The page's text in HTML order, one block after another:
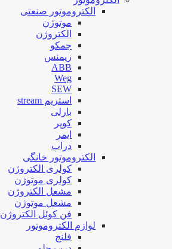
الکتروموتور صنعتی
موتوژن
الکتروژن
جمکو
زیمنس
ABB
Weg
SEW
استریم stream
بارلی
کوپر
ایمر
دراپ
الکتروموتور خانگی
کولری الکتروژن
کولری موتوژن
مشعل الکتروژن
مشعل موتوژن
فن کوئل الکتروژن
لوازم الکتروموتور
فلنج